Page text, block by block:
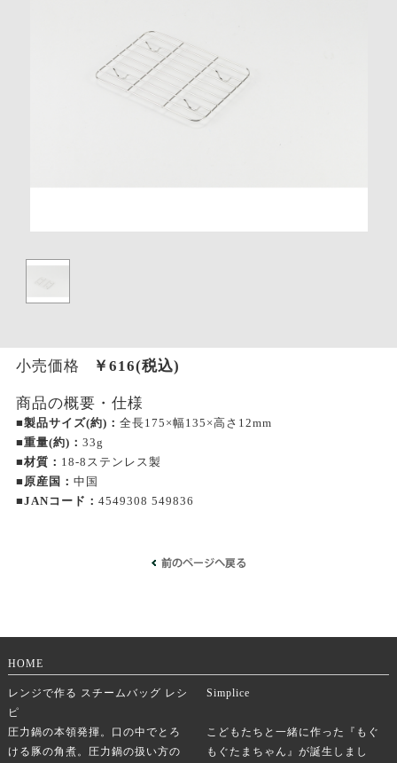
小売価格 ￥ 616(税込)
商品の概要・仕様
■製品サイズ(約)： 全長175×幅135×高さ12mm
■重量(約)： 33g
■材質： 18-8ステンレス製
■原産国： 中国
■JANコード： 4549308 549836
HOME
レンジで作る スチームバッグ レシ
ピ
Simplice
圧力鍋の本領発揮。口の中でとろ
ける豚の角煮。圧力鍋の扱い方の
こどもたちと一緒に作った『もぐ
もぐたまちゃん』が誕生しまし